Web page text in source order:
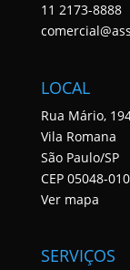
11 2173-8888
LOCAL
Rua Mário,
Vila Romana
São Paulo/SP
CEP 05048-010
Ver mapa
SERVIÇOS